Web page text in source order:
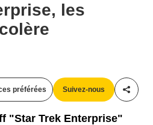
les
préférées Suivez-nous
"Star Trek Enterprise"